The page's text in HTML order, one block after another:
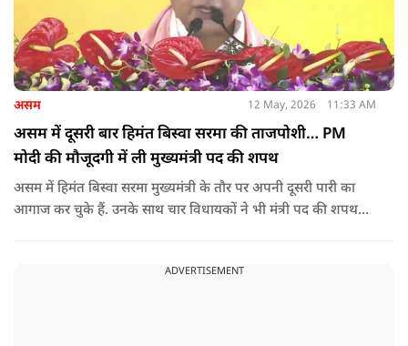
असम 12 May, 2026 11:33 AM
असम में दूसरी बार हिमंत बिस्वा सरमा की ताजपोशी… PM
मोदी की मौजूदगी में ली मुख्यमंत्री पद की शपथ
असम में हिमंत बिस्वा सरमा मुख्यमंत्री के तौर पर अपनी दूसरी पारी का
आगाज कर चुके हैं. उनके साथ चार विधायकों ने भी मंत्री पद की शपथ
ADVERTISEMENT